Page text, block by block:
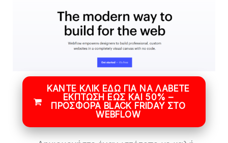
ΚΆΝΤΕ ΚΛΙΚ ΕΔΏ ΓΙΑ ΝΑ ΛΆΒΕΤΕ
ΈΚΠΤΩΣΗ ΈΩΣ ΚΑΙ 50% –
ΠΡΟΣΦΟΡΆ BLACK FRIDAY ΣΤΟ
WEBFLOW